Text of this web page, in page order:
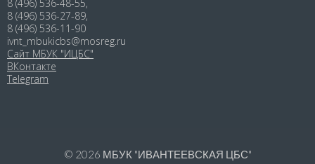
8 (496) 536-48-55,
8 (496) 536-27-89,
8 (496) 536-11-90
ivnt_mbukicbs@mosreg.ru
Сайт МБУК "ИЦБС"
ВКонтакте
Telegram
© 2026 МБУК "ИВАНТЕЕВСКАЯ ЦБС"